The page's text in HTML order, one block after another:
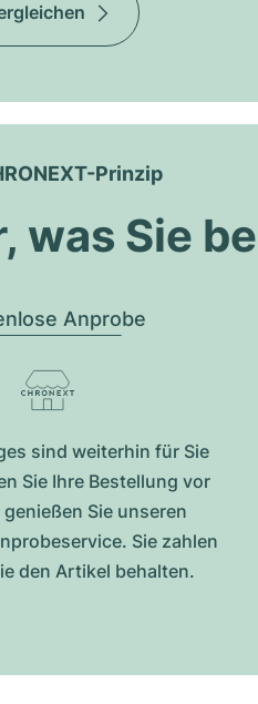
Prinzip
was Sie
Anprobe
sind weiterhin für Sie
Sie Ihre Bestellung vor
Sie unseren
Sie zahlen
den Artikel behalten.